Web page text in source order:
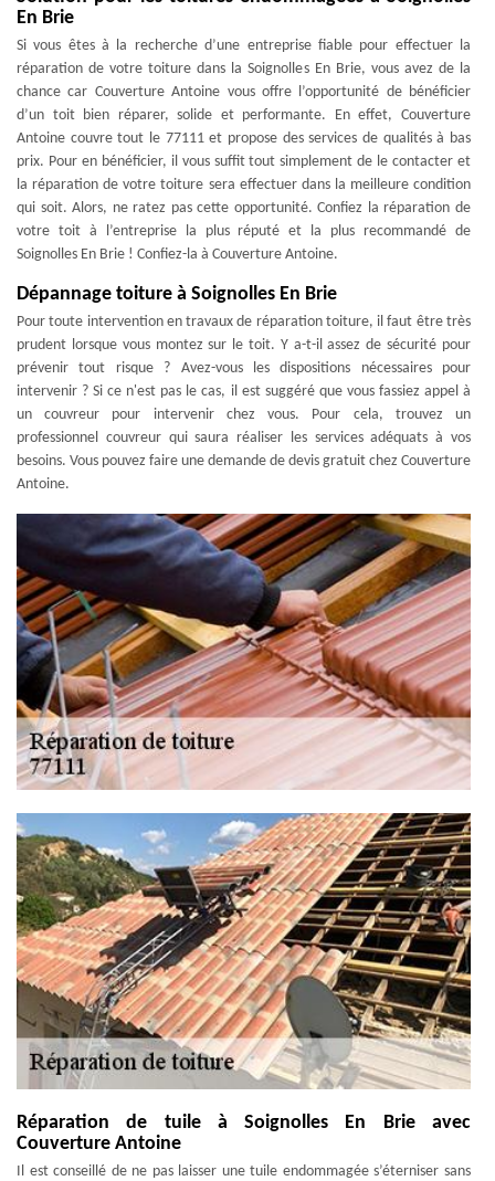
En Brie
Si vous êtes à la recherche d’une entreprise fiable pour effectuer la
réparation de votre toiture dans la Soignolles En Brie, vous avez de la
chance car Couverture Antoine vous offre l’opportunité de bénéficier
d’un toit bien réparer, solide et performante. En effet, Couverture
Antoine couvre tout le 77111 et propose des services de qualités à bas
prix. Pour en bénéficier, il vous suffit tout simplement de le contacter et
la réparation de votre toiture sera effectuer dans la meilleure condition
qui soit. Alors, ne ratez pas cette opportunité. Confiez la réparation de
votre toit à l’entreprise la plus réputé et la plus recommandé de
Soignolles En Brie ! Confiez-la à Couverture Antoine.
Dépannage toiture à Soignolles En Brie
Pour toute intervention en travaux de réparation toiture, il faut être très
prudent lorsque vous montez sur le toit. Y a-t-il assez de sécurité pour
prévenir tout risque ? Avez-vous les dispositions nécessaires pour
intervenir ? Si ce n'est pas le cas, il est suggéré que vous fassiez appel à
un couvreur pour intervenir chez vous. Pour cela, trouvez un
professionnel couvreur qui saura réaliser les services adéquats à vos
besoins. Vous pouvez faire une demande de devis gratuit chez Couverture
Antoine.
Réparation de tuile à Soignolles En Brie avec
Couverture Antoine
Il est conseillé de ne pas laisser une tuile endommagée s’éterniser sans